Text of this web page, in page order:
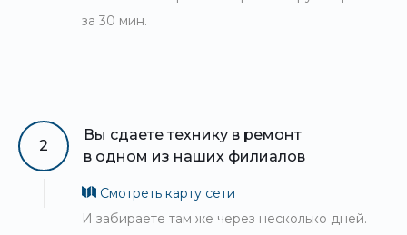
за 30 мин.
2
Вы сдаете технику в ремонт
в одном из наших филиалов
Смотреть карту сети
И забираете там же через несколько дней.